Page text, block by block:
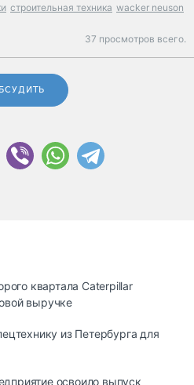
строительная техника wacker neuson
37 просмотров всего.
квартала Caterpillar
выручке
из Петербурга для
освоило выпуск